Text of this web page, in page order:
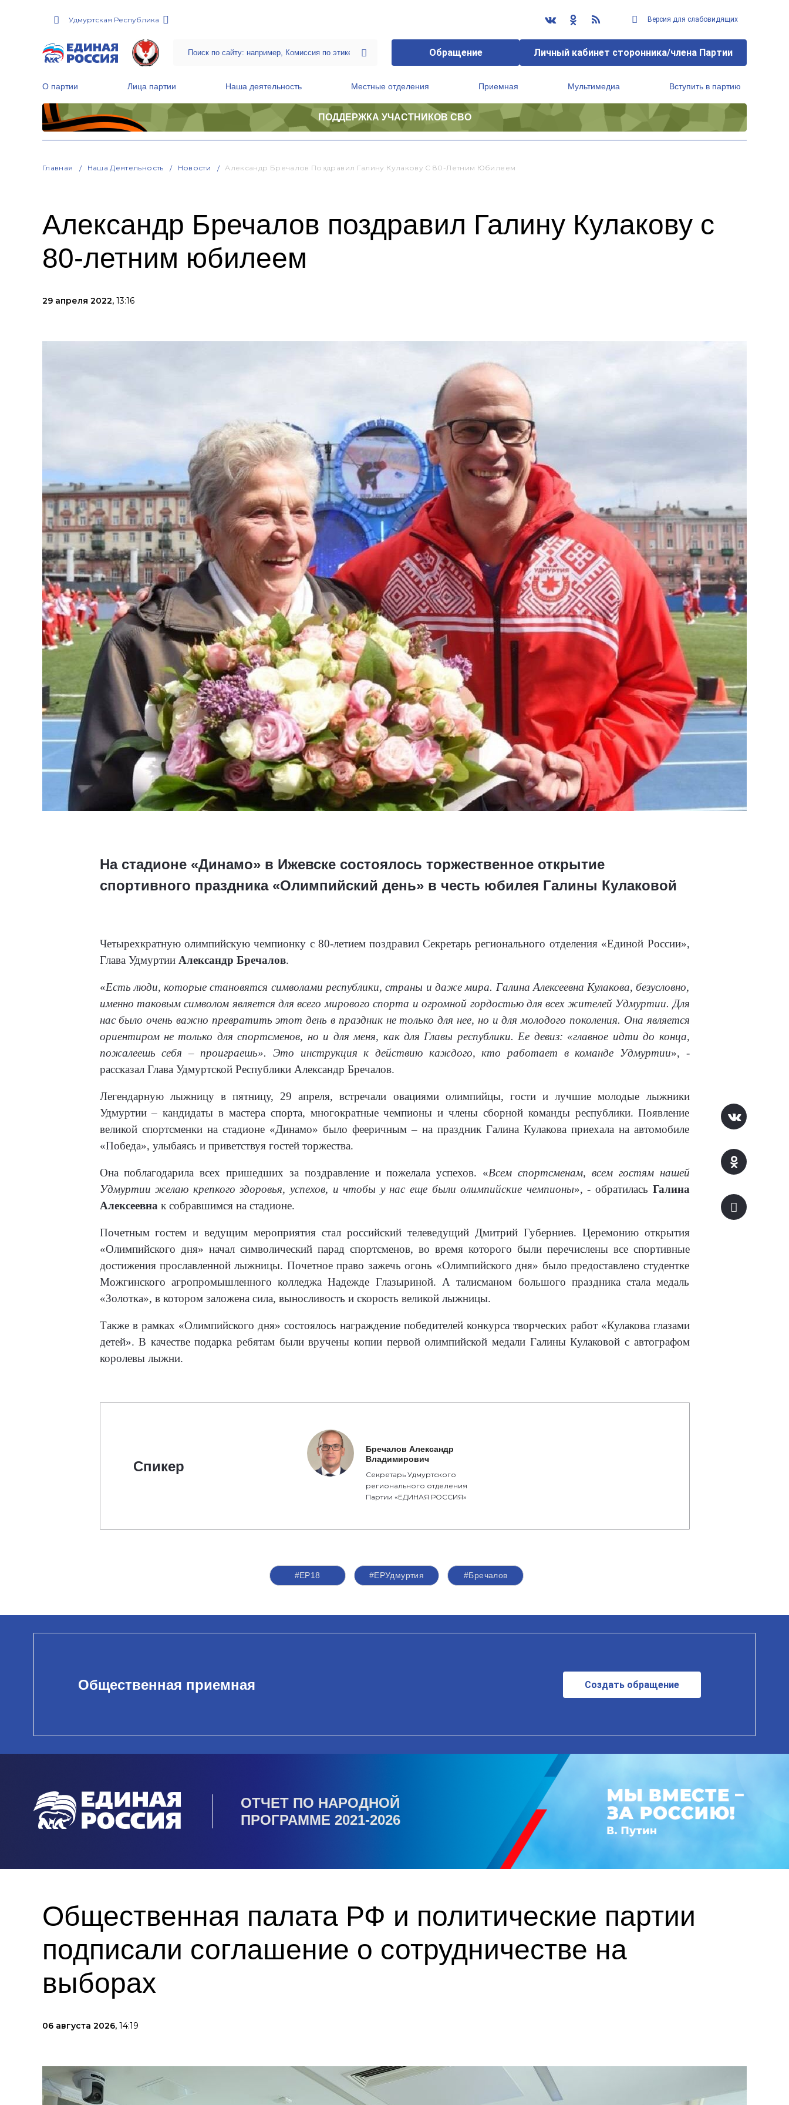
Удмуртская Республика Версия для слабовидящих
Обращение Личный кабинет сторонника/члена Партии
О партии Лица партии Наша деятельность Местные отделения Приемная Мультимедиа Вступить в партию
ПОДДЕРЖКА УЧАСТНИКОВ СВО
Главная Наша Деятельность Новости Александр Бречалов Поздравил Галину Кулакову С 80-Летним Юбилеем
Александр Бречалов поздравил Галину Кулакову с
80-летним юбилеем
29 апреля 2022, 13:16
На стадионе «Динамо» в Ижевске состоялось торжественное открытие
спортивного праздника «Олимпийский день» в честь юбилея Галины Кулаковой
Четырехкратную олимпийскую чемпионку с 80-летием поздравил Секретарь регионального отделения «Единой России»,
Глава Удмуртии Александр Бречалов.
«Есть люди, которые становятся символами республики, страны и даже мира. Галина Алексеевна Кулакова, безусловно,
именно таковым символом является для всего мирового спорта и огромной гордостью для всех жителей Удмуртии. Для
нас было очень важно превратить этот день в праздник не только для нее, но и для молодого поколения. Она является
ориентиром не только для спортсменов, но и для меня, как для Главы республики. Ее девиз: «главное идти до конца,
пожалеешь себя – проиграешь». Это инструкция к действию каждого, кто работает в команде Удмуртии», -
рассказал Глава Удмуртской Республики Александр Бречалов.
Легендарную лыжницу в пятницу, 29 апреля, встречали овациями олимпийцы, гости и лучшие молодые лыжники
Удмуртии – кандидаты в мастера спорта, многократные чемпионы и члены сборной команды республики. Появление
великой спортсменки на стадионе «Динамо» было фееричным – на праздник Галина Кулакова приехала на автомобиле
«Победа», улыбаясь и приветствуя гостей торжества.
Она поблагодарила всех пришедших за поздравление и пожелала успехов. «Всем спортсменам, всем гостям нашей
Удмуртии желаю крепкого здоровья, успехов, и чтобы у нас еще были олимпийские чемпионы», - обратилась Галина
Алексеевна к собравшимся на стадионе.
Почетным гостем и ведущим мероприятия стал российский телеведущий Дмитрий Губерниев. Церемонию открытия
«Олимпийского дня» начал символический парад спортсменов, во время которого были перечислены все спортивные
достижения прославленной лыжницы. Почетное право зажечь огонь «Олимпийского дня» было предоставлено студентке
Можгинского агропромышленного колледжа Надежде Глазыриной. А талисманом большого праздника стала медаль
«Золотка», в котором заложена сила, выносливость и скорость великой лыжницы.
Также в рамках «Олимпийского дня» состоялось награждение победителей конкурса творческих работ «Кулакова глазами
детей». В качестве подарка ребятам были вручены копии первой олимпийской медали Галины Кулаковой с автографом
королевы лыжни.
Спикер
Бречалов Александр
Владимирович
Секретарь Удмуртского
регионального отделения
Партии «ЕДИНАЯ РОССИЯ»
#ЕР18 #ЕРУдмуртия #Бречалов
Общественная приемная Создать обращение
ОТЧЕТ ПО НАРОДНОЙ
ПРОГРАММЕ 2021-2026
Общественная палата РФ и политические партии
подписали соглашение о сотрудничестве на
выборах
06 августа 2026, 14:19